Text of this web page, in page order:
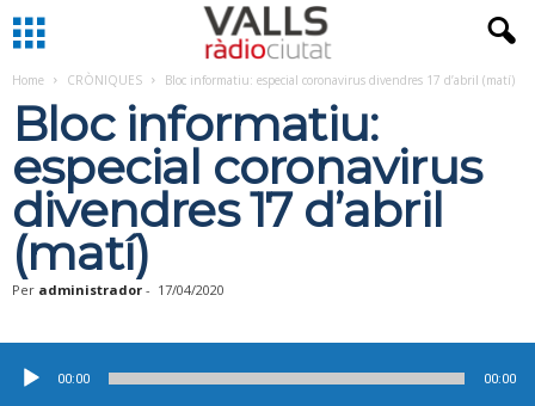
Home CRÒNIQUES Bloc informatiu: especial coronavirus divendres 17 d’abril (matí)
Bloc informatiu:
especial coronavirus
divendres 17 d’abril
(matí)
Per administrador - 17/04/2020
d'àudio
00:00 00:00